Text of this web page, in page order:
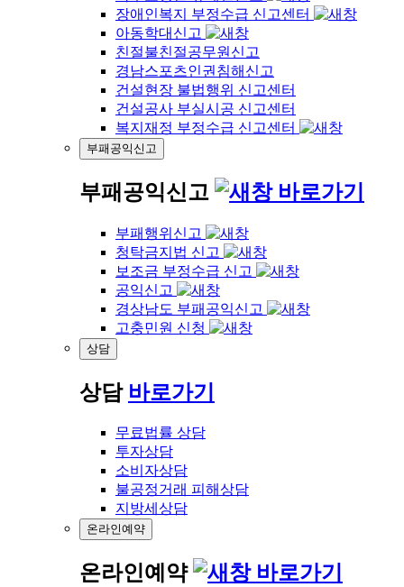
장애인복지 부정수급 신고센터
아동학대신고
친절불친절공무원신고
경남스포츠인권침해신고
건설현장 불법행위 신고센터
건설공사 부실시공 신고센터
복지재정 부정수급 신고센터
부패공익신고
부패공익신고 바로가기
부패행위신고
청탁금지법 신고
보조금 부정수급 신고
공익신고
경상남도 부패공익신고
고충민원 신청
상담
상담 바로가기
무료법률 상담
투자상담
소비자상담
불공정거래 피해상담
지방세상담
온라인예약
온라인예약 바로가기